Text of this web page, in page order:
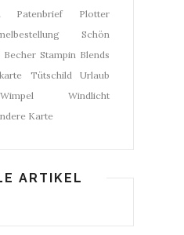
Patenbrief
Plotter
Schön
Becher Stampin Blends
Tütschild
Urlaub
Wimpel
Windlicht
Karte
ARTIKEL